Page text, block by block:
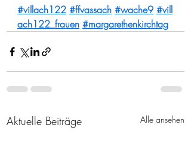
#villach122 #ffvassach #wache9 #vill
ach122_frauen #margarethenkirchtag
Aktuelle Beiträge Alle ansehen